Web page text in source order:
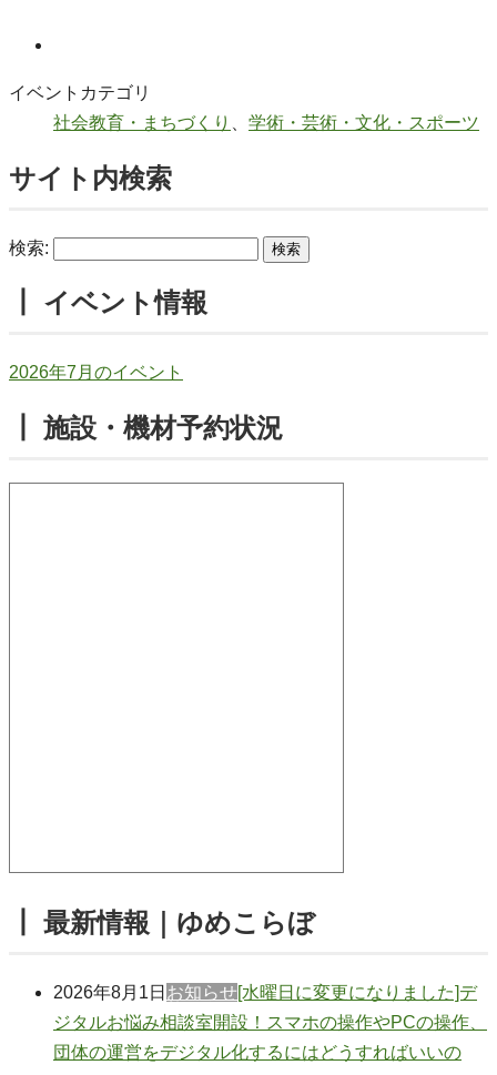
イベントカテゴリ
社会教育・まちづくり
学術・芸術・文化・スポーツ
サイト内検索
検索:
┃ イベント情報
2026年7月のイベント
┃ 施設・機材予約状況
┃ 最新情報｜ゆめこらぼ
2026年8月1日 お知らせ[水曜日に変更になりました]デ
ジタルお悩み相談室開設！スマホの操作やPCの操作、
団体の運営をデジタル化するにはどうすればいいの